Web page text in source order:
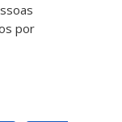
por